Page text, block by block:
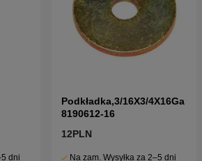
dni
Podkładka,3/16X3/4X16Ga
8190612-16
12PLN
Na zam. Wysyłka za 2–5 dni